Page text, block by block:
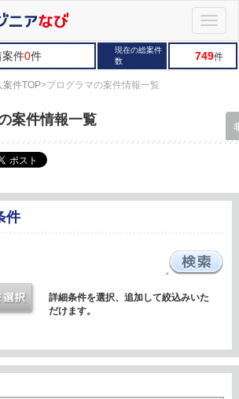
Toggle
案件0件
現在の総案件
数
749件
案件TOP>プログラマの案件情報一覧
案件情報一覧
件
詳細条件を選択、追加して絞込みいた
だけます。